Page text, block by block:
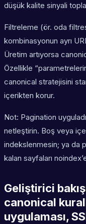
düşük kalite sinyali
Filtreleme (ör. oda
kombinasyonun ayrı
Üretim artıyorsa
Özellikle
canonical stratejisini
içerikten korur.
Not: Pagination
netleştirin. Boş veya
indekslenmesin; ya da
kalan sayfaları
Geliştirici
canonical
uygulaması,